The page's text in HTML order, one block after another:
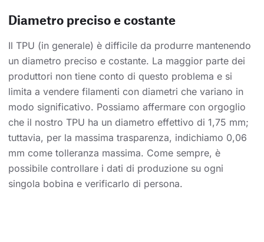
Diametro preciso e costante
Il TPU (in generale) è difficile da produrre mantenendo
un diametro preciso e costante. La maggior parte dei
produttori non tiene conto di questo problema e si
limita a vendere filamenti con diametri che variano in
modo significativo. Possiamo affermare con orgoglio
che il nostro TPU ha un diametro effettivo di 1,75 mm;
tuttavia, per la massima trasparenza, indichiamo 0,06
mm come tolleranza massima. Come sempre, è
possibile controllare i dati di produzione su ogni
singola bobina e verificarlo di persona.